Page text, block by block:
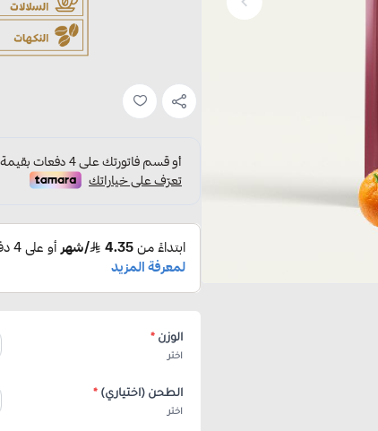
الوزن *
اختر
الطحن (اختياري) *
اختر